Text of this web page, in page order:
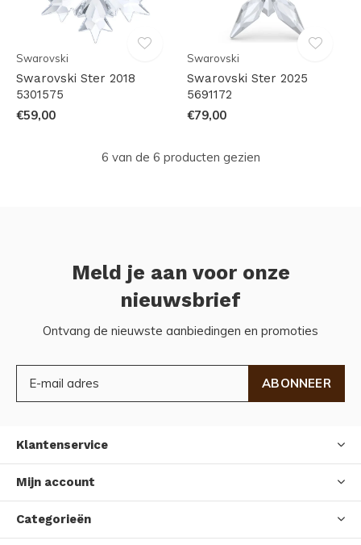
Swarovski
Swarovski Ster 2018
5301575
€59,00
Swarovski
Swarovski Ster 2025
5691172
€79,00
6 van de 6 producten gezien
Meld je aan voor onze
nieuwsbrief
Ontvang de nieuwste aanbiedingen en promoties
ABONNEER
Klantenservice
Mijn account
Categorieën